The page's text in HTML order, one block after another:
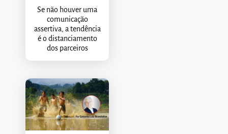
Se não houver uma
comunicação
assertiva, a tendência
é o distanciamento
dos parceiros